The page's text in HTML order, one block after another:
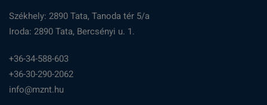
Székhely: 2890 Tata, Tanoda tér 5/a
Iroda: 2890 Tata, Bercsényi u. 1.
+36-34-588-603
+36-30-290-2062
info@mznt.hu